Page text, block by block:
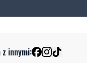
innymi: